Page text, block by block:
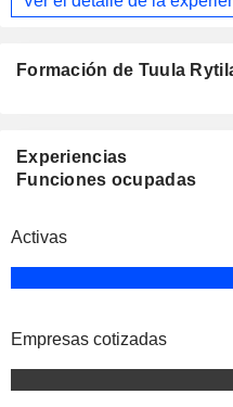
Formación de Tuula
Experiencias
Funciones ocupadas
Activas
Empresas cotizadas